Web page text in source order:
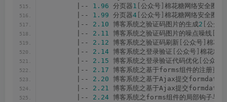
        |--
1.96 分页器1 公众号 棉花糖网络安全圈
        |--
1.99 分页器4 公众号 棉花糖网络安全圈
        |--
2.10 博客系统之验证码图片的生成2 公众号
        |--
2.11 博客系统之验证码图片的噪点噪线
        |--
2.12 博客系统之验证码刷新 公众号 棉花
        |--
2.14 博客系统之登录验证 公众号 棉花糖
        |--
2.15 博客系统之登录验证代码优化 公众号
        |--
2.17 博客系统之基于forms组件的注册页面
        |--
2.20 博客系统之基于Ajax提交formdata
        |--
2.21 博客系统之基于Ajax提交formdata
        |--
2.24 博客系统之forms组件的局部钩子与全